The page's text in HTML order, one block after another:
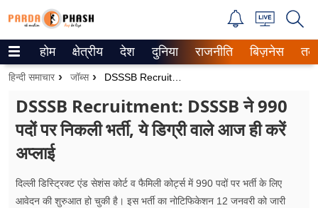
Trending on Google News
वेब स्टोरीज
उत्तर प्रदेश
गैलरी
होम क्षेत्रीय देश दुनिया राजनीति बिज़नेस
हिन्दी समाचार जॉब्स
DSSSB Recruitment: DSSSB ने 990
पदों पर निकली भर्ती, ये डिग्री वाले आज ही करें
अप्लाई
दिल्ली डिस्ट्रिक्ट एंड सेशंस कोर्ट व फैमिली कोर्ट्स में 990 पदों पर भर्ती के लिए
आवेदन की शुरुआत हो चुकी है। इस भर्ती का नोटिफिकेशन 12 जनवरी को जारी